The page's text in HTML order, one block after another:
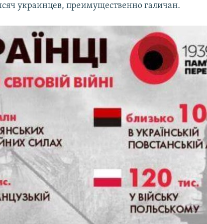
украинцев, преимущественно галичан.